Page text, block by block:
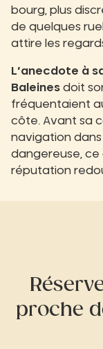
bourg, plus
de quelques
attire les
L’anecdote à
Baleines doit
fréquentaient
côte. Avant sa
navigation
dangereuse, ce
réputation
proche